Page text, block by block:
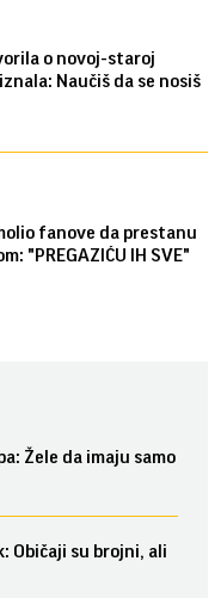
o novoj-staroj
Naučiš da se nosiš
fanove da prestanu
"PREGAZIĆU IH SVE"
Žele da imaju samo
Običaji su brojni, ali